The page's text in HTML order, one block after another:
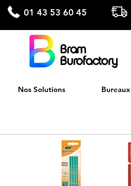
01 43 53 60 45
Bram
Burofactory
Nos Solutions Bureaux